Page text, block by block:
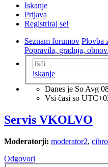
Iskanje
Prijava
Registriraj se!
Seznam forumov Plovba
Popravila, gradnja,
iskanje
Danes je So Avg
Vsi časi so
Servis VKOLVO
Moderatorji: moderator2, cibro
Odgovori